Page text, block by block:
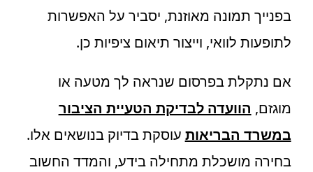
בפנייך תמונה מאוזנת, יסביר על האפשרות
לתופעות לוואי, וייצור תיאום ציפיות כן.
אם נתקלת בפרסום שנראה לך מטעה או
מוגזם, הוועדה לבדיקת הטעיית הציבור
במשרד הבריאות עוסקת בדיוק בנושאים אלו.
בחירה מושכלת מתחילה בידע, והמדד החשוב